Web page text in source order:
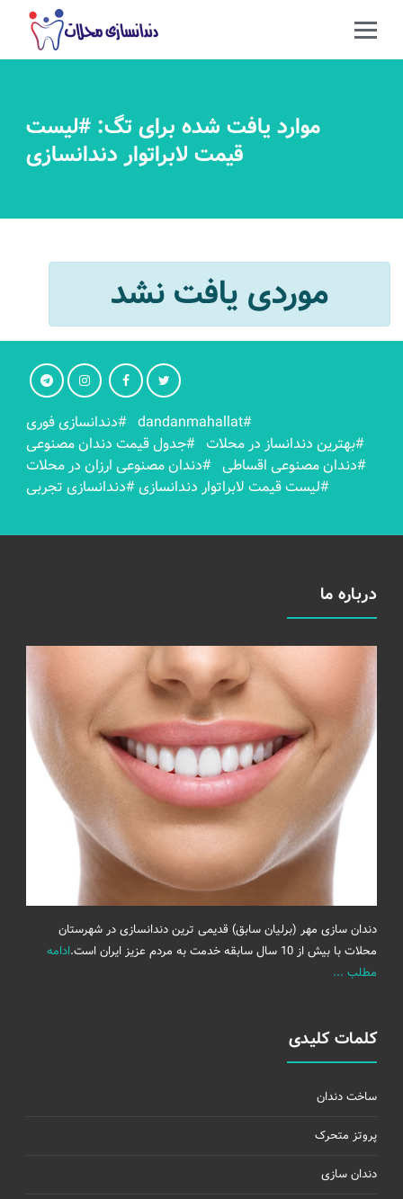
موارد یافت شده برای تگ: #لیست
قیمت لابراتوار دندانسازی
موردی یافت نشد
#dandanmahallat
#دندانسازی فوری
#بهترين دندانساز در محلات #جدول قیمت دندان مصنوعی
#دندان مصنوعی اقساطی #دندان مصنوعی ارزان در محلات
#لیست قیمت لابراتوار دندانسازی#دندانسازی تجربی
درباره ما
دندان سازی مهر (برلیان سابق) قدیمی ترین دندانسازی در شهرستان
محلات با بیش از 10 سال سابقه خدمت به مردم عزیز ایران است.
ادامه
مطلب ...
کلمات کلیدی
ساخت دندان
پروتز متحرک
دندان سازی